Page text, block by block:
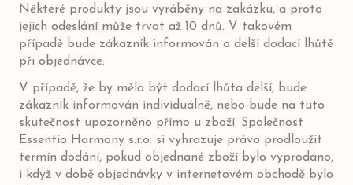
Některé produkty jsou vyráběny na zakázku, a proto
jejich odeslání může trvat až 10 dnů. V takovém
případě bude zákazník informován o delší dodací lhůtě
při objednávce.
V případě, že by měla být dodací lhůta delší, bude
zákazník informován individuálně, nebo bude na tuto
skutečnost upozorněno přímo u zboží. Společnost
Essentio Harmony s.r.o. si vyhrazuje právo prodloužit
termín dodání, pokud objednané zboží bylo vyprodáno,
i když v době objednávky v internetovém obchodě bylo